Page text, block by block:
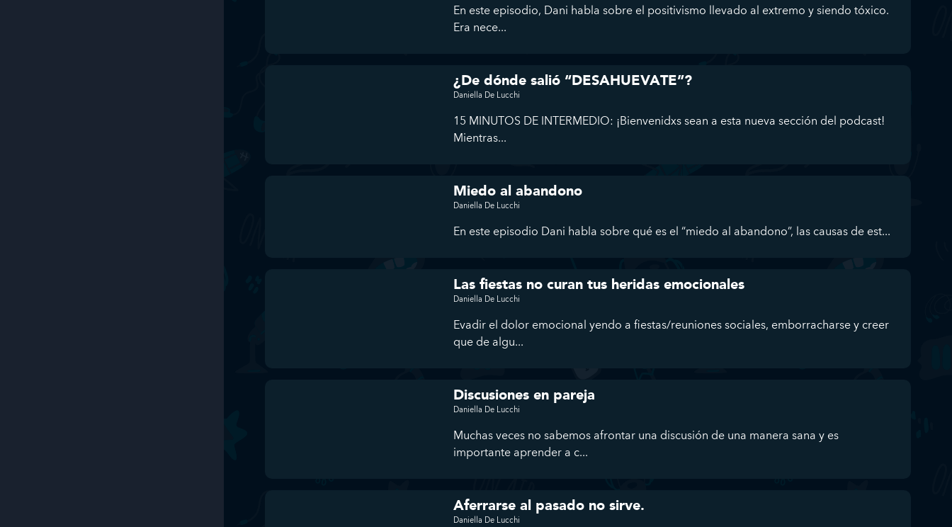
En este episodio, Dani habla sobre el positivismo llevado al extremo y siendo tóxico.
Era nece...
¿De dónde salió “DESAHUEVATE”?
Daniella De Lucchi
15 MINUTOS DE INTERMEDIO: ¡Bienvenidxs sean a esta nueva sección del podcast!
Mientras...
Miedo al abandono
Daniella De Lucchi
En este episodio Dani habla sobre qué es el “miedo al abandono”, las causas de est...
Las fiestas no curan tus heridas emocionales
Daniella De Lucchi
Evadir el dolor emocional yendo a fiestas/reuniones sociales, emborracharse y creer
que de algu...
Discusiones en pareja
Daniella De Lucchi
Muchas veces no sabemos afrontar una discusión de una manera sana y es
importante aprender a c...
Aferrarse al pasado no sirve.
Daniella De Lucchi